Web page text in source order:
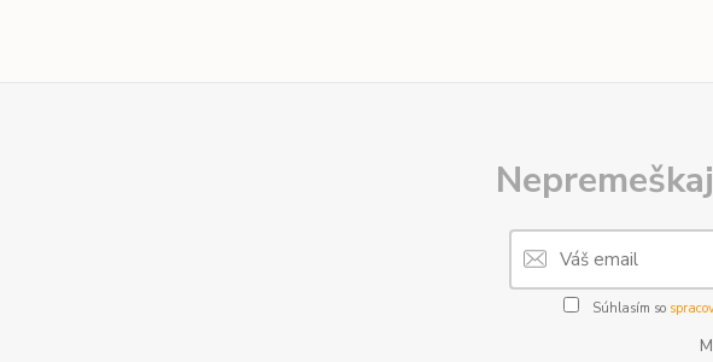
Súhlasím so